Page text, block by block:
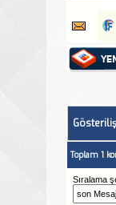
Toplam 1
Sıralama